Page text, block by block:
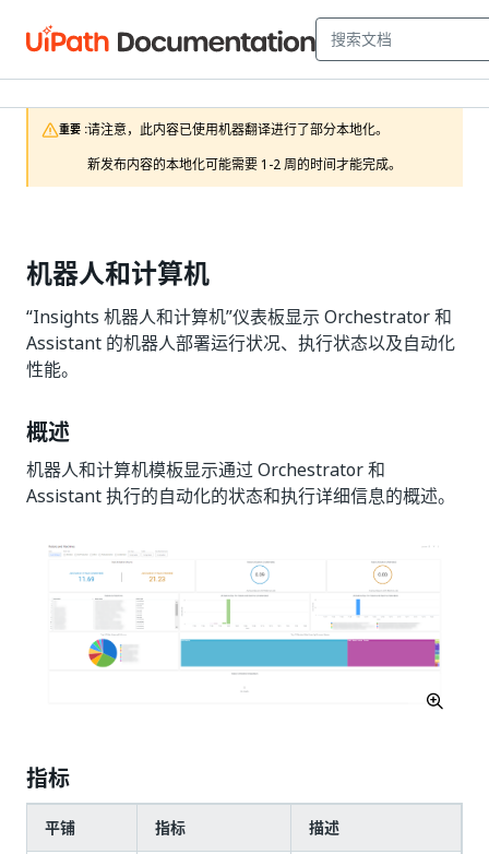
重要 :请注意，此内容已使用机器翻译进行了部分本地化。
新发布内容的本地化可能需要 1-2 周的时间才能完成。
机器人和计算机
“Insights 机器人和计算机”仪表板显示 Orchestrator 和
Assistant 的机器人部署运行状况、执行状态以及自动化
性能。
概述
机器人和计算机模板显示通过 Orchestrator 和
Assistant 执行的自动化的状态和执行详细信息的概述。
指标
平铺 指标 描述